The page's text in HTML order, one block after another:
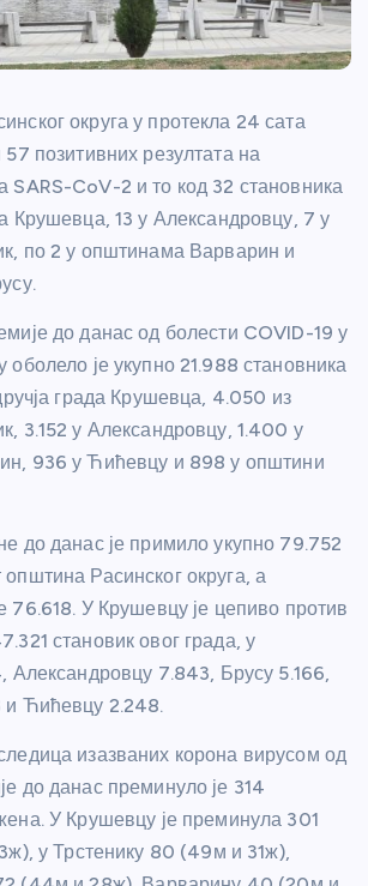
округа у протекла 24 сата
57 позитивних резултата на
SARS-CoV-2 и то код 32 становника
Крушевца, 13 у Александровцу, 7 у
по 2 у општинама Варварин и
до данас од болести COVID-19 у
оболело је укупно 21.988 становника
града Крушевца, 4.050 из
3.152 у Александровцу, 1.400 у
936 у Ћићевцу и 898 у општини
до данас је примило укупно 79.752
Расинског округа, а
76.618. У Крушевцу је цепиво против
становик овог града, у
Александровцу 7.843, Брусу 5.166,
и Ћићевцу 2.248.
изазваних корона вирусом од
до данас преминуло је 314
У Крушевцу је преминула 301
у Трстенику 80 (49м и 31ж),